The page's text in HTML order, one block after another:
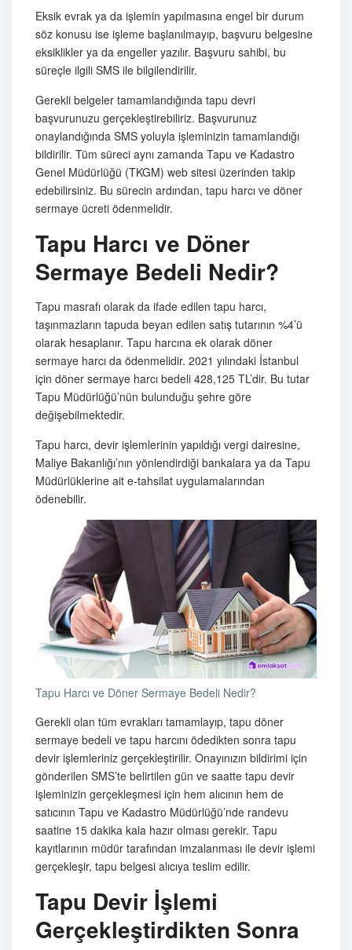
Eksik evrak ya da işlemin yapılmasına engel bir durum
söz konusu ise işleme başlanılmayıp, başvuru belgesine
eksiklikler ya da engeller yazılır. Başvuru sahibi, bu
süreçle ilgili SMS ile bilgilendirilir.
Gerekli belgeler tamamlandığında tapu devri
başvurunuzu gerçekleştirebiliriz. Başvurunuz
onaylandığında SMS yoluyla işleminizin tamamlandığı
bildirilir. Tüm süreci aynı zamanda Tapu ve Kadastro
Genel Müdürlüğü (TKGM) web sitesi üzerinden takip
edebilirsiniz. Bu sürecin ardından, tapu harcı ve döner
sermaye ücreti ödenmelidir.
Tapu Harcı ve Döner
Sermaye Bedeli Nedir?
Tapu masrafı olarak da ifade edilen tapu harcı,
taşınmazların tapuda beyan edilen satış tutarının %4’ü
olarak hesaplanır. Tapu harcına ek olarak döner
sermaye harcı da ödenmelidir. 2021 yılındaki İstanbul
için döner sermaye harcı bedeli 428,125 TL’dir. Bu tutar
Tapu Müdürlüğü’nün bulunduğu şehre göre
değişebilmektedir.
Tapu harcı, devir işlemlerinin yapıldığı vergi dairesine,
Maliye Bakanlığı’nın yönlendirdiği bankalara ya da Tapu
Müdürlüklerine ait e-tahsilat uygulamalarından
ödenebilir.
Tapu Harcı ve Döner Sermaye Bedeli Nedir?
Gerekli olan tüm evrakları tamamlayıp, tapu döner
sermaye bedeli ve tapu harcını ödedikten sonra tapu
devir işlemleriniz gerçekleştirilir. Onayınızın bildirimi için
gönderilen SMS’te belirtilen gün ve saatte tapu devir
işleminizin gerçekleşmesi için hem alıcının hem de
satıcının Tapu ve Kadastro Müdürlüğü’nde randevu
saatine 15 dakika kala hazır olması gerekir. Tapu
kayıtlarının müdür tarafından imzalanması ile devir işlemi
gerçekleşir, tapu belgesi alıcıya teslim edilir.
Tapu Devir İşlemi
Gerçekleştirdikten Sonra